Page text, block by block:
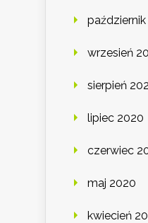
wrzesień
sierpień
lipiec 2020
czerwiec
maj 2020
kwiecień